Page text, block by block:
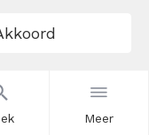
Meer